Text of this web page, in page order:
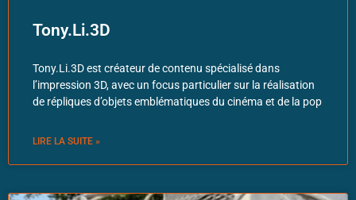
Tony.Li.3D
Tony.Li.3D est créateur de contenu spécialisé dans
l’impression 3D, avec un focus particulier sur la réalisation
de répliques d’objets emblématiques du cinéma et de la pop
LIRE LA SUITE »